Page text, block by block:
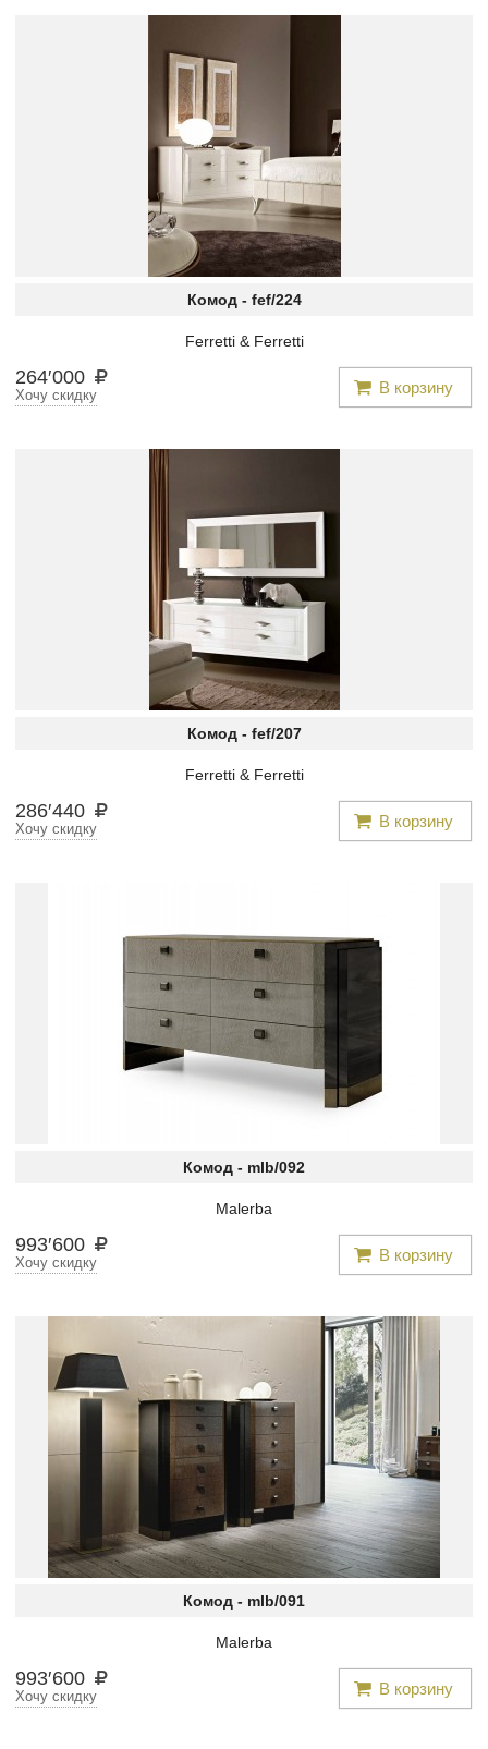
Комод - fef/224
Ferretti & Ferretti
264′000 В корзину
Хочу скидку
Комод - fef/207
Ferretti & Ferretti
286′440 В корзину
Хочу скидку
Комод - mlb/092
Malerba
993′600 В корзину
Хочу скидку
Комод - mlb/091
Malerba
993′600 В корзину
Хочу скидку